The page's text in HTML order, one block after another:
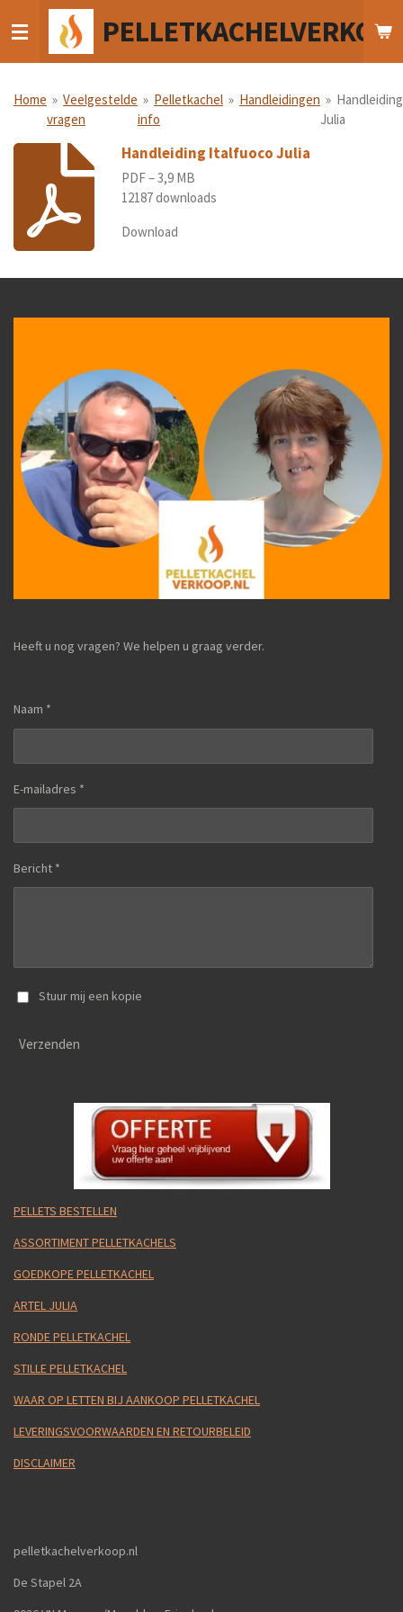
direct
hoofdinhoud
Home » Veelgestelde
vragen
» Pelletkachel
info
» Handleidingen » Handleiding
Julia
Handleiding Italfuoco Julia
PDF – 3,9 MB
12187 downloads
Download
Heeft u nog vragen? We helpen u graag verder.
Naam *
E-mailadres *
Bericht *
Stuur mij een kopie
Verzenden
PELLETS BESTELLEN
ASSORTIMENT PELLETKACHELS
GOEDKOPE PELLETKACHEL
ARTEL JULIA
RONDE PELLETKACHEL
STILLE PELLETKACHEL
WAAR OP LETTEN BIJ AANKOOP PELLETKACHEL
LEVERINGSVOORWAARDEN EN RETOURBELEID
DISCLAIMER
pelletkachelverkoop.nl
De Stapel 2A